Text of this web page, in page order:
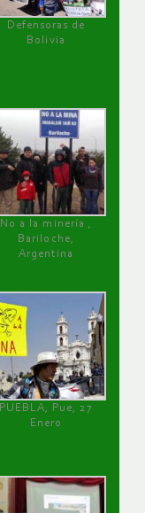
Defensoras de
Bolivia
No a la minería ,
Bariloche,
Argentina
PUEBLA, Pue, 27
Enero